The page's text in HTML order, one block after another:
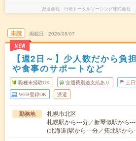
派遣会社 日研トータルソーシング株式会社
未読
NEW
掲載日 2026/08/07
【週2日～】少人数だから負
や食事のサポートなど
職種未経験OK 交通費別途支給あり 土
WEB登録OK 派遣
勤務地
札幌市北区
札幌駅から---分／新琴似駅から
(北海道)駅から---分／拓北駅から